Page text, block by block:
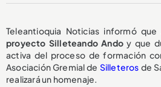
Teleantioquia Noticias informó que
proyecto Silleteando Ando y que
activa del proceso de formación
Asociación Gremial de Silleteros de
realizará un homenaje.